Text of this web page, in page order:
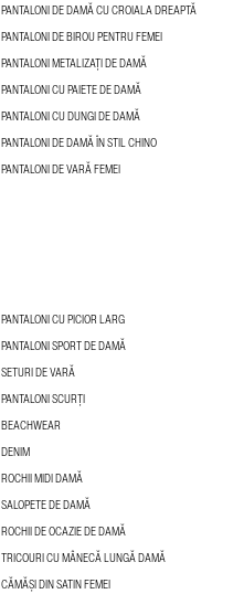
PANTALONI DE DAMĂ CU CROIALA DREAPTĂ
PANTALONI DE BIROU PENTRU FEMEI
PANTALONI METALIZAȚI DE DAMĂ
PANTALONI CU PAIETE DE DAMĂ
PANTALONI CU DUNGI DE DAMĂ
PANTALONI DE DAMĂ ÎN STIL CHINO
PANTALONI DE VARĂ FEMEI
PANTALONI CU PICIOR LARG
PANTALONI SPORT DE DAMĂ
SETURI DE VARĂ
PANTALONI SCURȚI
BEACHWEAR
DENIM
ROCHII MIDI DAMĂ
SALOPETE DE DAMĂ
ROCHII DE OCAZIE DE DAMĂ
TRICOURI CU MÂNECĂ LUNGĂ DAMĂ
CĂMĂȘI DIN SATIN FEMEI